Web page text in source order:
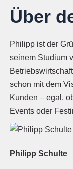
Über
Philipp ist der
seinem Studium
schon mit dem
Kunden – egal,
Events oder
Philipp Schulte